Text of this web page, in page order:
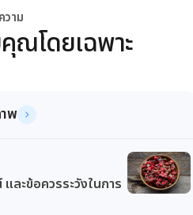
วาม
ณโดยเฉพาะ
พ
และข้อควรระวังในการ